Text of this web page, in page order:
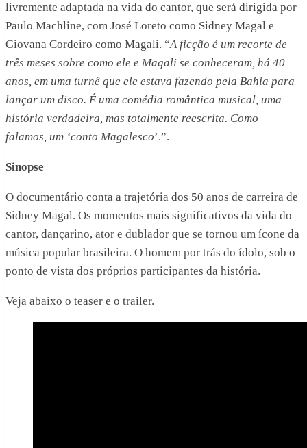
livremente adaptada na vida do cantor, que será dirigida por
Paulo Machline, com José Loreto como Sidney Magal e
Giovana Cordeiro como Magali. “A ficção é um recorte de
três meses sobre como ele e Magali se conheceram, há 40
anos, em uma turnê que ele estava fazendo pela Bahia para
lançar um disco. É uma comédia romântica musical, uma
história verdadeira, mas totalmente reescrita. Como
falamos, um ‘conto Magalesco’.”.
Sinopse
O documentário conta a trajetória dos 50 anos de carreira de
Sidney Magal. Os momentos mais significativos da vida do
cantor, dançarino, ator e dublador que se tornou um ícone da
música popular brasileira. O homem por trás do ídolo, sob o
ponto de vista dos próprios participantes da história.
Veja abaixo o teaser e o trailer.